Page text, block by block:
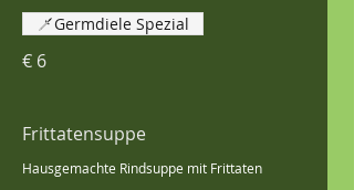
€ 6
Germdiele Spezial
Frittatensuppe
Hausgemachte Rindsuppe mit Frittaten